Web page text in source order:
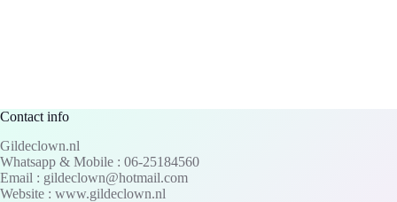
Contact info
Gildeclown.nl
Whatsapp & Mobile : 06-25184560
Email : gildeclown@hotmail.com
Website : www.gildeclown.nl